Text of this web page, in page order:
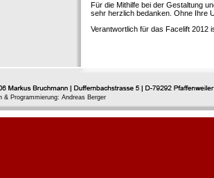
Für die Mithilfe bei der Gestaltung
sehr herzlich bedanken. Ohne Ihre
Verantwortlich für das Facelift 2012
& Programmierung: Andreas Berger